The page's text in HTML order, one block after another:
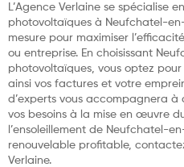
L’Agence Verlaine se spécialise
photovoltaïques à Neufchatel-
mesure pour maximiser
ou entreprise. En choisissant
photovoltaïques, vous optez
ainsi vos factures et votre
d’experts vous accompagnera à
vos besoins à la mise en œuvre
l’ensoleillement de Neufchatel-
renouvelable profitable,
Verlaine.